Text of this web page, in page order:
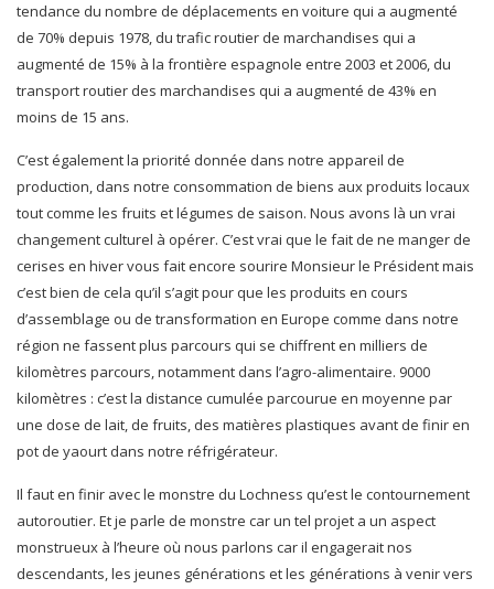
tendance du nombre de déplacements en voiture qui a augmenté
de 70% depuis 1978, du trafic routier de marchandises qui a
augmenté de 15% à la frontière espagnole entre 2003 et 2006, du
transport routier des marchandises qui a augmenté de 43% en
moins de 15 ans.
C’est également la priorité donnée dans notre appareil de
production, dans notre consommation de biens aux produits locaux
tout comme les fruits et légumes de saison. Nous avons là un vrai
changement culturel à opérer. C’est vrai que le fait de ne manger de
cerises en hiver vous fait encore sourire Monsieur le Président mais
c’est bien de cela qu’il s’agit pour que les produits en cours
d’assemblage ou de transformation en Europe comme dans notre
région ne fassent plus parcours qui se chiffrent en milliers de
kilomètres parcours, notamment dans l’agro-alimentaire. 9000
kilomètres : c’est la distance cumulée parcourue en moyenne par
une dose de lait, de fruits, des matières plastiques avant de finir en
pot de yaourt dans notre réfrigérateur.
Il faut en finir avec le monstre du Lochness qu’est le contournement
autoroutier. Et je parle de monstre car un tel projet a un aspect
monstrueux à l’heure où nous parlons car il engagerait nos
descendants, les jeunes générations et les générations à venir vers